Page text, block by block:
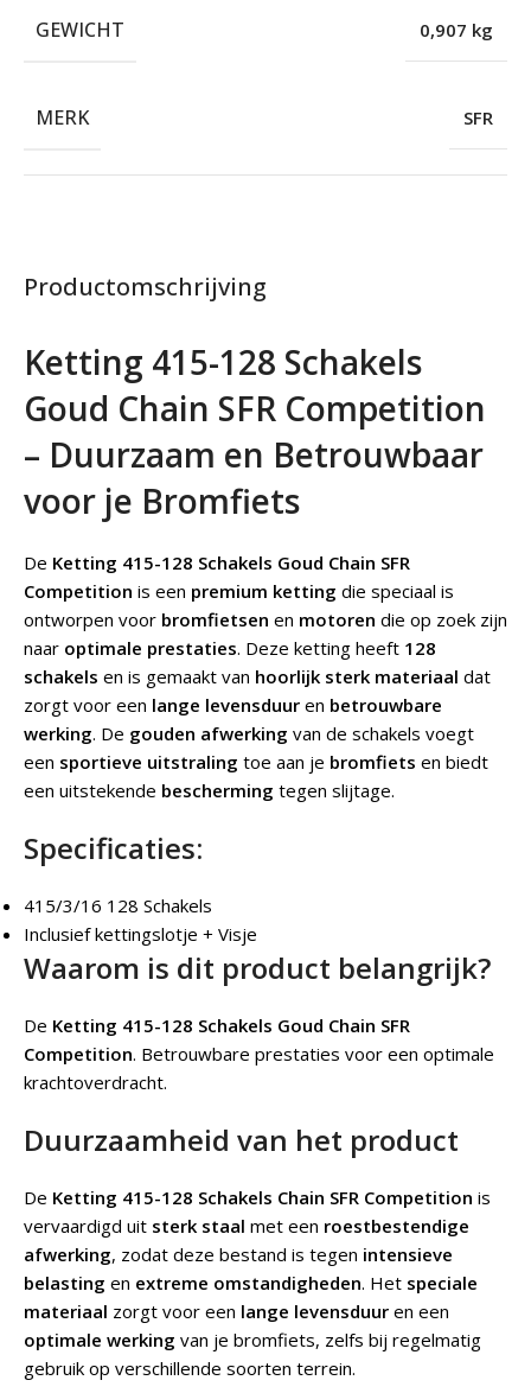
Productomschrijving
Ketting 415-128 Schakels
Goud Chain SFR Competition
– Duurzaam en Betrouwbaar
voor je Bromfiets
De Ketting 415-128 Schakels Goud Chain SFR
Competition is een premium ketting die speciaal is
ontworpen voor bromfietsen en motoren die op zoek zijn
naar optimale prestaties. Deze ketting heeft 128
schakels en is gemaakt van hoorlijk sterk materiaal dat
zorgt voor een lange levensduur en betrouwbare
werking. De gouden afwerking van de schakels voegt
een sportieve uitstraling toe aan je bromfiets en biedt
een uitstekende bescherming tegen slijtage.
Specificaties:
415/3/16 128 Schakels
Inclusief kettingslotje + Visje
Waarom is dit product belangrijk?
De Ketting 415-128 Schakels Goud Chain SFR
Competition. Betrouwbare prestaties voor een optimale
krachtoverdracht.
Duurzaamheid van het product
De Ketting 415-128 Schakels Chain SFR Competition is
vervaardigd uit sterk staal met een roestbestendige
afwerking, zodat deze bestand is tegen intensieve
belasting en extreme omstandigheden. Het speciale
materiaal zorgt voor een lange levensduur en een
optimale werking van je bromfiets, zelfs bij regelmatig
gebruik op verschillende soorten terrein.
GEWICHT 0,907 kg
MERK SFR